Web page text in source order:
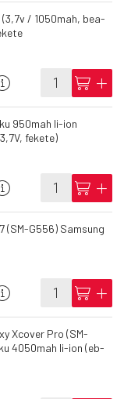
/ 1050mah, bea-
cart add
950mah li-ion
fekete)
cart add
(SM-G556) Samsung
cart add
Xcover Pro (SM-
4050mah li-ion (eb-